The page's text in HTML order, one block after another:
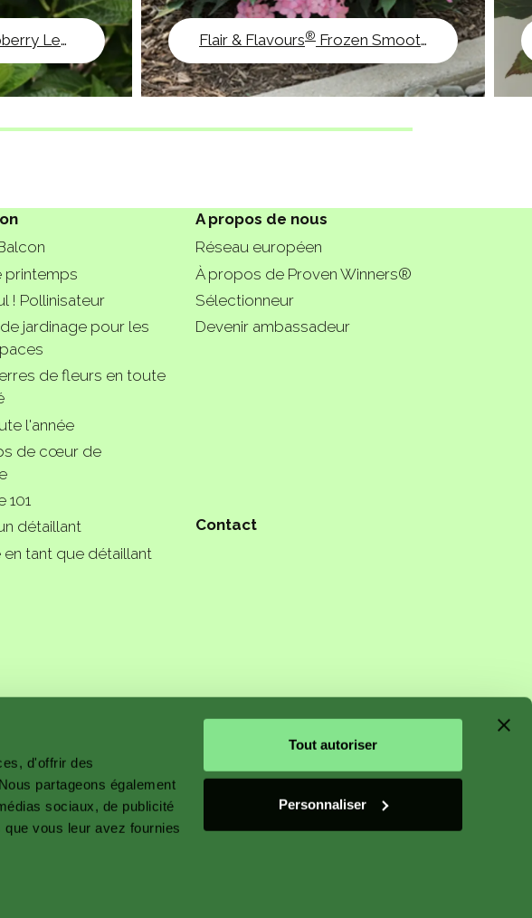
d'offrir des
partageons également
sociaux, de publicité
vous leur avez fournies
Tout autoriser
Personnaliser
Lemonade Flair & Flavours® Frozen Smoothie
printemps
! Pollinisateur
jardinage pour les
de fleurs en toute
l'année
de cœur de
101
A propos de nous
Réseau européen
À propos de Proven Winners®
Sélectionneur
Devenir ambassadeur
détaillant
en tant que détaillant
Contact
starts
plant